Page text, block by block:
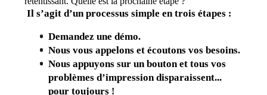
Il s’agit d’un processus simple en trois étapes :
Demandez une démo.
Nous vous appelons et écoutons vos besoins.
Nous appuyons sur un bouton et tous vos
problèmes d’impression disparaissent...
pour toujours !